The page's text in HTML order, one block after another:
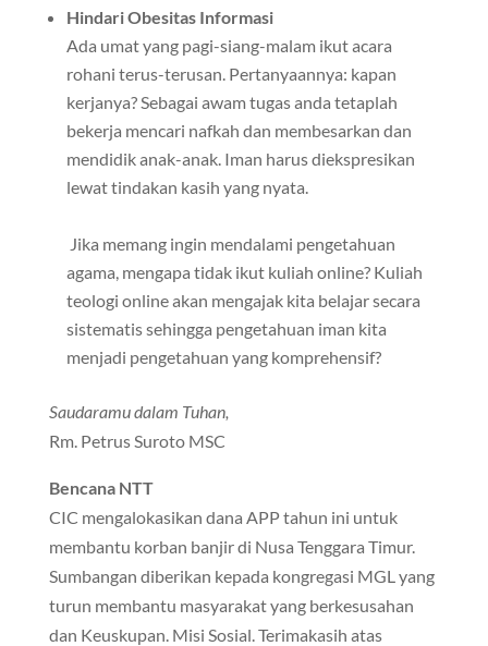
Hindari Obesitas Informasi
Ada umat yang pagi-siang-malam ikut acara
rohani terus-terusan. Pertanyaannya: kapan
kerjanya? Sebagai awam tugas anda tetaplah
bekerja mencari nafkah dan membesarkan dan
mendidik anak-anak. Iman harus diekspresikan
lewat tindakan kasih yang nyata.
Jika memang ingin mendalami pengetahuan
agama, mengapa tidak ikut kuliah online? Kuliah
teologi online akan mengajak kita belajar secara
sistematis sehingga pengetahuan iman kita
menjadi pengetahuan yang komprehensif?
Saudaramu dalam Tuhan,
Rm. Petrus Suroto MSC
Bencana NTT
CIC mengalokasikan dana APP tahun ini untuk
membantu korban banjir di Nusa Tenggara Timur.
Sumbangan diberikan kepada kongregasi MGL yang
turun membantu masyarakat yang berkesusahan
dan Keuskupan. Misi Sosial. Terimakasih atas